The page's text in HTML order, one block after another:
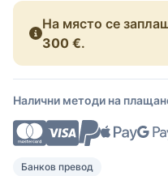
На място се
300 €.
Налични методи на
Банков превод